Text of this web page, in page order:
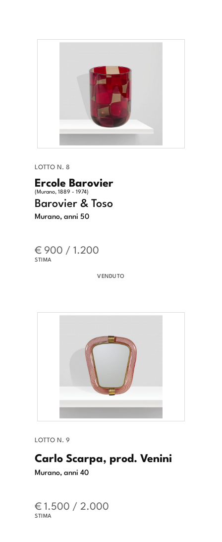
LOTTO N. 8
Ercole Barovier
(Murano, 1889 - 1974)
Barovier & Toso
Murano, anni 50
€ 900 / 1.200
STIMA
VENDUTO
LOTTO N. 9
Carlo Scarpa, prod. Venini
Murano, anni 40
€ 1.500 / 2.000
STIMA